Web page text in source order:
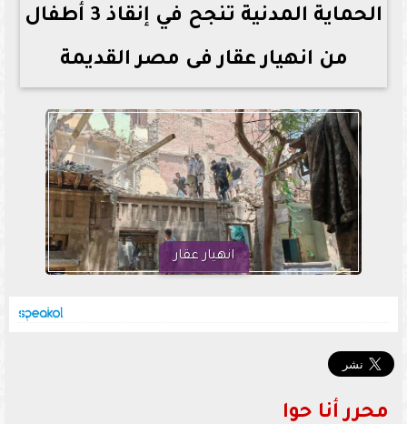
الحماية المدنية تنجح في إنقاذ 3 أطفال
من انهيار عقار فى مصر القديمة
انهيار عقار
محرر أنا حوا